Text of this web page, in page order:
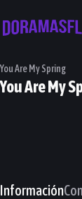
You Are My Spring
You Are My
Información